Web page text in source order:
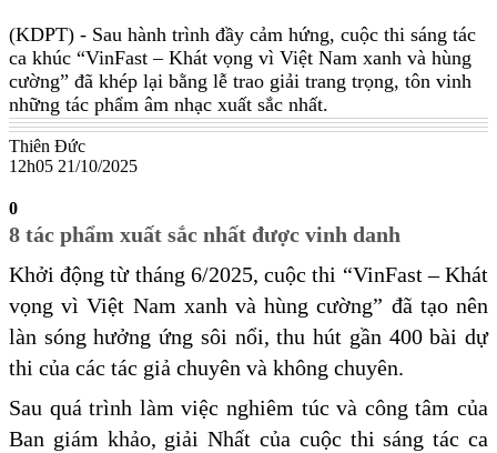
(KDPT) - Sau hành trình đầy cảm hứng, cuộc thi sáng tác
ca khúc “VinFast – Khát vọng vì Việt Nam xanh và hùng
cường” đã khép lại bằng lễ trao giải trang trọng, tôn vinh
những tác phẩm âm nhạc xuất sắc nhất.
Thiên Đức
12h05 21/10/2025
0
8 tác phẩm xuất sắc nhất được vinh danh
Khởi động từ tháng 6/2025, cuộc thi “VinFast – Khát
vọng vì Việt Nam xanh và hùng cường” đã tạo nên
làn sóng hưởng ứng sôi nổi, thu hút gần 400 bài dự
thi của các tác giả chuyên và không chuyên.
Sau quá trình làm việc nghiêm túc và công tâm của
Ban giám khảo, giải Nhất của cuộc thi sáng tác ca